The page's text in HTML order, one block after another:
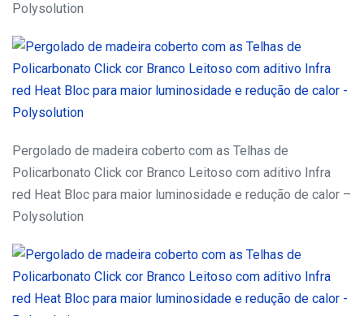
Polysolution
Pergolado de madeira coberto com as Telhas de
Policarbonato Click cor Branco Leitoso com aditivo Infra
red Heat Bloc para maior luminosidade e redução de calor –
Polysolution